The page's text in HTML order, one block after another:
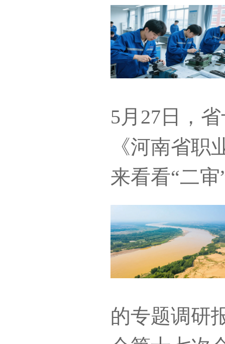
5月27日，
《河南省
来看看“二
的专题调研